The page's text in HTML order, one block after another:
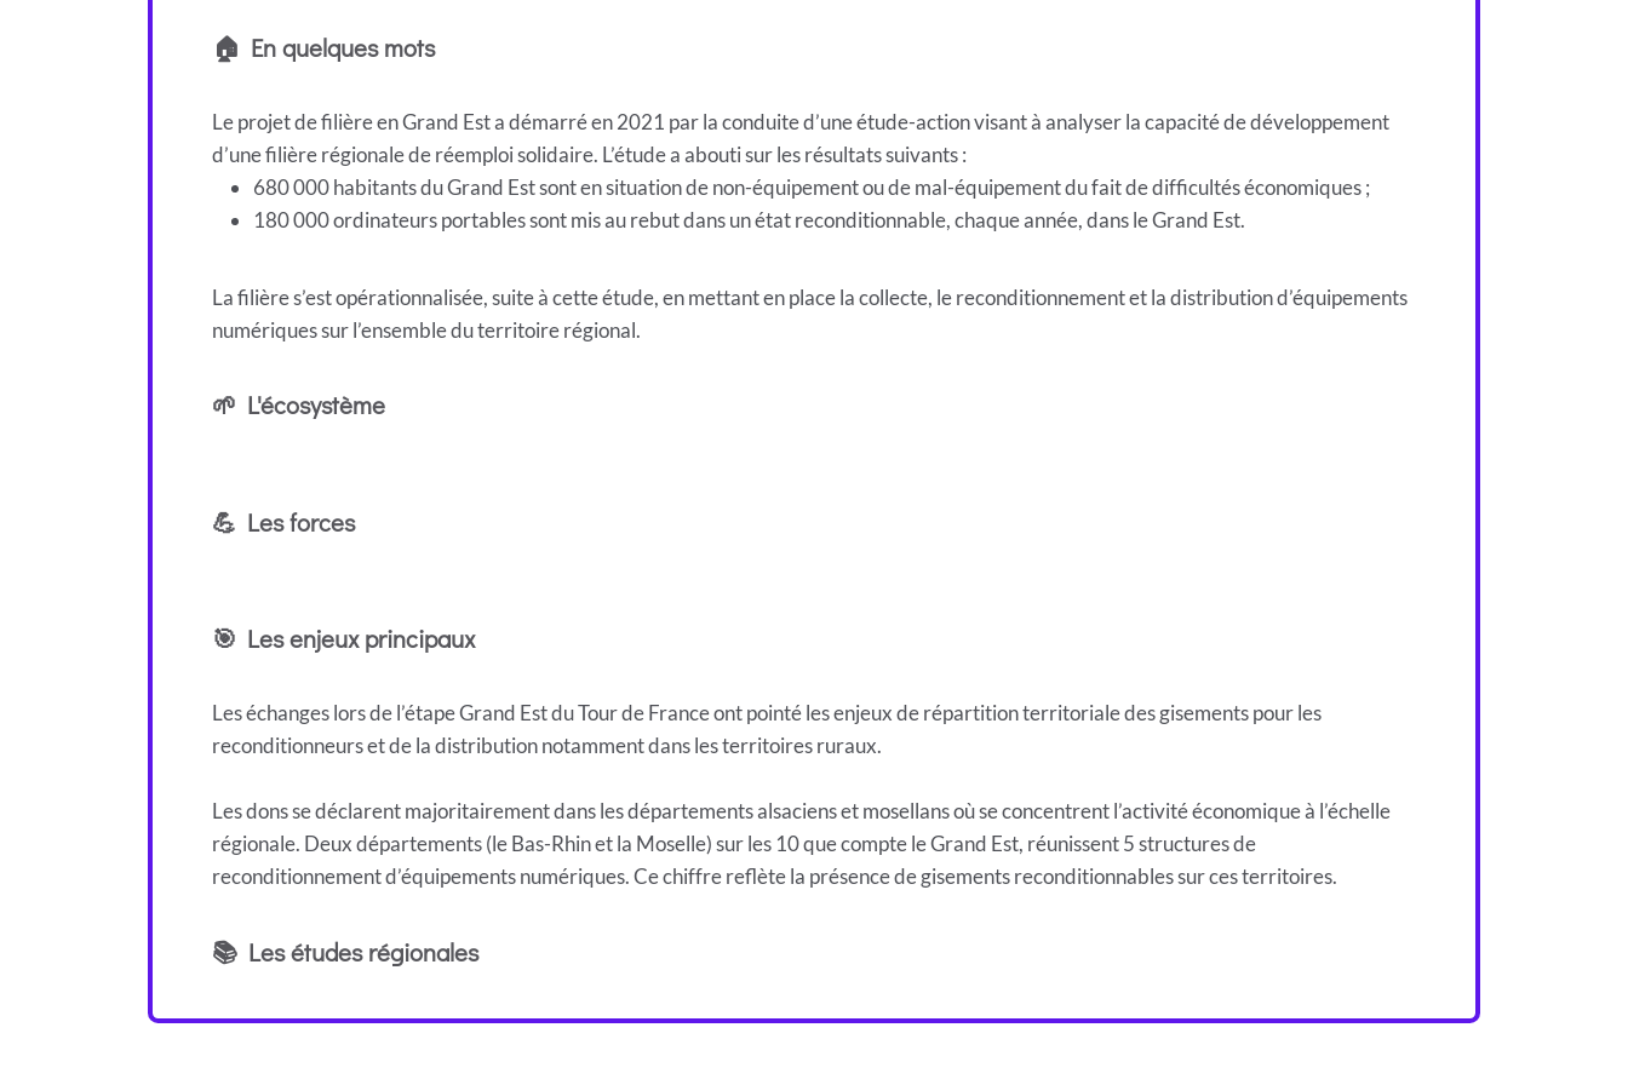
🏠 En quelques mots
Le projet de filière en Grand Est a démarré en 2021 par la conduite d’une étude-action visant à analyser la capacité de développement
d’une filière régionale de réemploi solidaire. L’étude a abouti sur les résultats suivants :
680 000 habitants du Grand Est sont en situation de non-équipement ou de mal-équipement du fait de difficultés économiques ;
180 000 ordinateurs portables sont mis au rebut dans un état reconditionnable, chaque année, dans le Grand Est.
La filière s’est opérationnalisée, suite à cette étude, en mettant en place la collecte, le reconditionnement et la distribution d’équipements
numériques sur l’ensemble du territoire régional.
🌱 L'écosystème
💪 Les forces
🎯 Les enjeux principaux
Les échanges lors de l’étape Grand Est du Tour de France ont pointé les enjeux de répartition territoriale des gisements pour les
reconditionneurs et de la distribution notamment dans les territoires ruraux.
Les dons se déclarent majoritairement dans les départements alsaciens et mosellans où se concentrent l’activité économique à l’échelle
régionale. Deux départements (le Bas-Rhin et la Moselle) sur les 10 que compte le Grand Est, réunissent 5 structures de
reconditionnement d’équipements numériques. Ce chiffre reflète la présence de gisements reconditionnables sur ces territoires.
📚 Les études régionales